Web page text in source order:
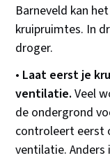
Barneveld kan
kruipruimtes. In
droger.
• Laat eerst je
ventilatie. Veel
de ondergrond
controleert eerst
ventilatie.